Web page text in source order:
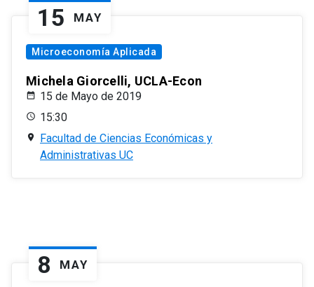
15 MAY
Microeconomía Aplicada
Michela Giorcelli, UCLA-Econ
15 de Mayo de 2019
15:30
Facultad de Ciencias Económicas y
Administrativas UC
8 MAY